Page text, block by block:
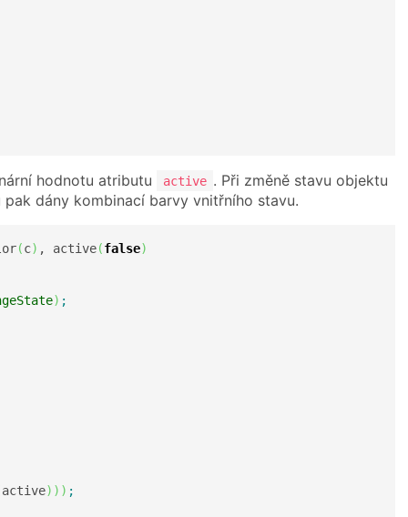
hodnotu atributu active . Při změně stavu objektu
dány kombinací barvy vnitřního stavu.
(c) , active(false)
) ;
active) ) ) ;